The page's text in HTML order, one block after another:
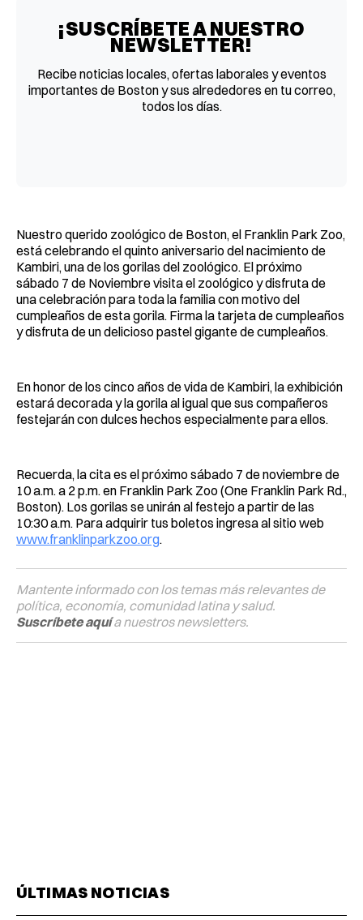
¡SUSCRÍBETE A NUESTRO
NEWSLETTER!
Recibe noticias locales, ofertas laborales y eventos
importantes de Boston y sus alrededores en tu correo,
todos los días.
Nuestro querido zoológico de Boston, el Franklin Park Zoo,
está celebrando el quinto aniversario del nacimiento de
Kambiri, una de los gorilas del zoológico. El próximo
sábado 7 de Noviembre visita el zoológico y disfruta de
una celebración para toda la familia con motivo del
cumpleaños de esta gorila. Firma la tarjeta de cumpleaños
y disfruta de un delicioso pastel gigante de cumpleaños.
En honor de los cinco años de vida de Kambiri, la exhibición
estará decorada y la gorila al igual que sus compañeros
festejarán con dulces hechos especialmente para ellos.
Recuerda, la cita es el próximo sábado 7 de noviembre de
10 a.m. a 2 p.m. en Franklin Park Zoo (One Franklin Park Rd.,
Boston). Los gorilas se unirán al festejo a partir de las
10:30 a.m. Para adquirir tus boletos ingresa al sitio web
www.franklinparkzoo.org.
Mantente informado con los temas más relevantes de
política, economía, comunidad latina y salud.
Suscríbete aquía nuestros newsletters.
ÚLTIMAS NOTICIAS